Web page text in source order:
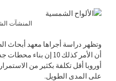
المنشآت
وتظهر دراسة أجراها معهد أبحاث
أن الأمر كذلك 10 إن
أوروبا أقل تكلفة بكثير من
على المدى الطويل.